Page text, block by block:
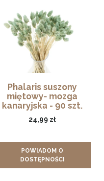
Phalaris suszony
miętowy- mozga
kanaryjska - 90 szt.
24,99 zł
POWIADOM O
DOSTĘPNOŚCI